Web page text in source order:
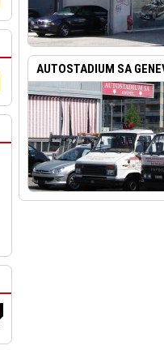
AUTOSTADIUM SA